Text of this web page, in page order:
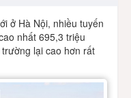
ở Hà Nội, nhiều tuyến
nhất 695,3 triệu
lại cao hơn rất